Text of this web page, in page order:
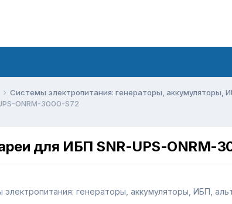
Системы электропитания: генераторы, аккумуляторы,
ONRM-3000-S72
для ИБП SNR-UPS-ONRM-
генераторы, аккумуляторы, ИБП,